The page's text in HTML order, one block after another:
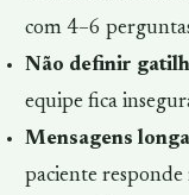
com 4–6
Não definir
equipe fica
Mensagens
paciente